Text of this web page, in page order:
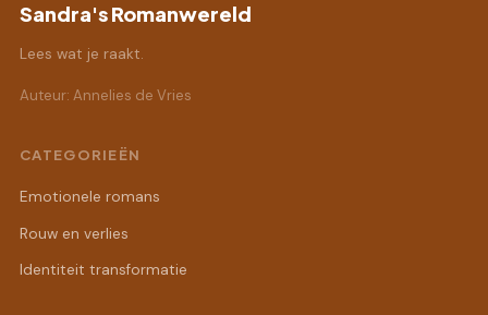
Sandra's Romanwereld
Lees wat je raakt.
Auteur: Annelies de Vries
CATEGORIEËN
Emotionele romans
Rouw en verlies
Identiteit transformatie